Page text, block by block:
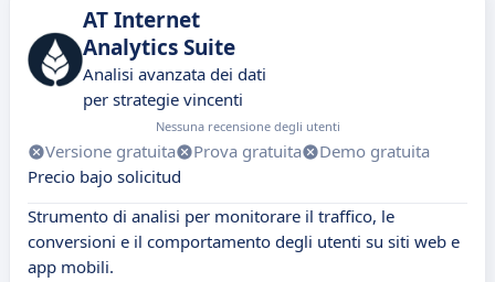
AT Internet
Analytics Suite
Analisi avanzata dei dati
per strategie vincenti
Nessuna recensione degli utenti
Versione gratuita Prova gratuita
Demo gratuita
Precio bajo solicitud
Strumento di analisi per monitorare il traffico, le
conversioni e il comportamento degli utenti su siti web e
app mobili.